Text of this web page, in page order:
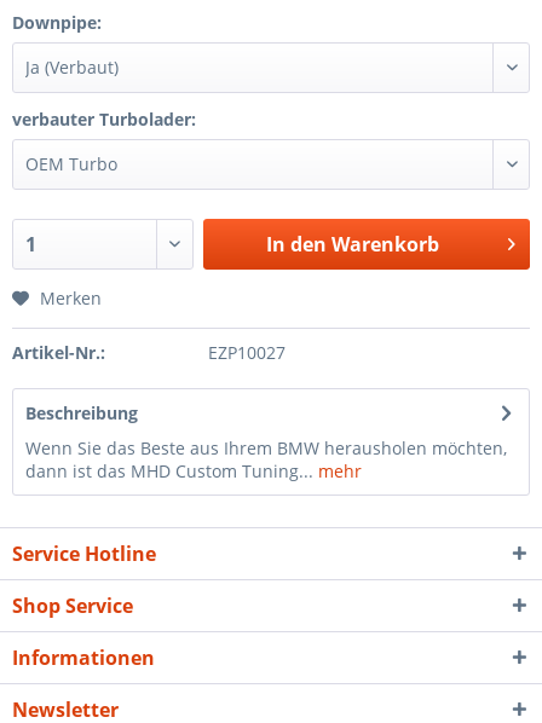
Downpipe:
verbauter Turbolader:
In den Warenkorb
Merken
Artikel-Nr.: EZP10027
Beschreibung
Wenn Sie das Beste aus Ihrem BMW herausholen möchten,
dann ist das MHD Custom Tuning... mehr
Service Hotline
Shop Service
Informationen
Newsletter